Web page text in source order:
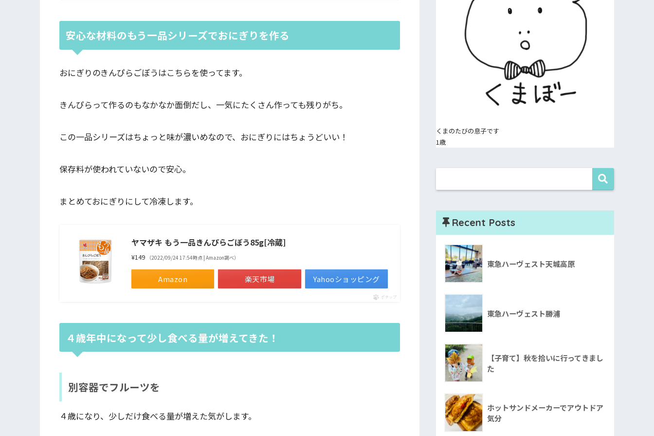
安心な材料のもう一品シリーズでおにぎりを作る
おにぎりのきんぴらごぼうはこちらを使ってます。
きんぴらって作るのもなかなか面倒だし、一気にたくさん作っても残りがち。
この一品シリーズはちょっと味が濃いめなので、おにぎりにはちょうどいい！
保存料が使われていないので安心。
まとめておにぎりにして冷凍します。
ヤマザキ もう一品きんぴらごぼう85g[冷蔵]
¥149 （2022/09/24 17:54時点 | Amazon調べ）
Amazon 楽天市場 Yahooショッピング
ポチップ
４歳年中になって少し食べる量が増えてきた！
別容器でフルーツを
４歳になり、少しだけ食べる量が増えた気がします。
くまのたびの息子です
1歳
Recent Posts
東急ハーヴェスト天城高原
東急ハーヴェスト勝浦
【子育て】秋を拾いに行ってきまし
た
ホットサンドメーカーでアウトドア
気分